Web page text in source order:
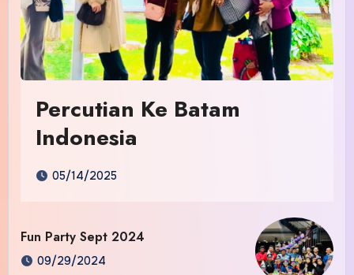
Percutian Ke Batam
Indonesia
05/14/2025
Fun Party Sept 2024
09/29/2024